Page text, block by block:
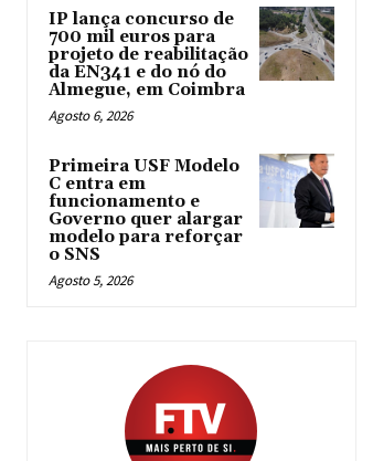
IP lança concurso de
700 mil euros para
projeto de reabilitação
da EN341 e do nó do
Almegue, em Coimbra
Agosto 6, 2026
Primeira USF Modelo
C entra em
funcionamento e
Governo quer alargar
modelo para reforçar
o SNS
Agosto 5, 2026